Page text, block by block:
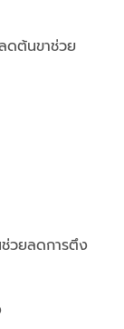
ดต้นขาช่วย
วยลดการตึง